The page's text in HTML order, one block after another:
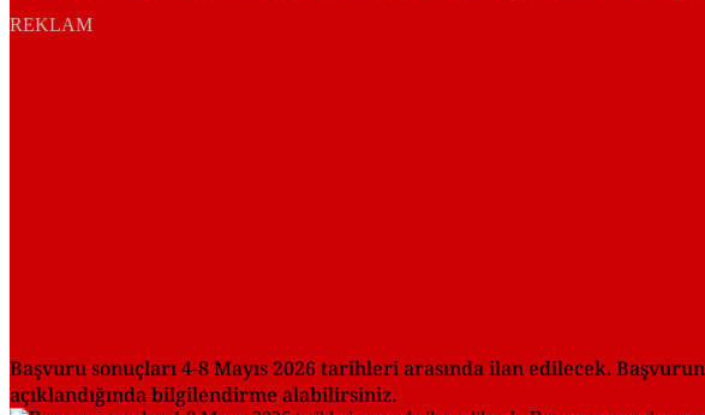
REKLAM
Başvuru sonuçları 4-8 Mayıs 2026 tarihleri arasında ilan edilecek.
açıklandığında bilgilendirme alabilirsiniz.